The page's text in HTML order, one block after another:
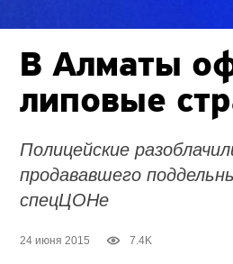
В Алматы
липовые
Полицейские
продававшего
спецЦОНе
24 июня 2015 7.4K